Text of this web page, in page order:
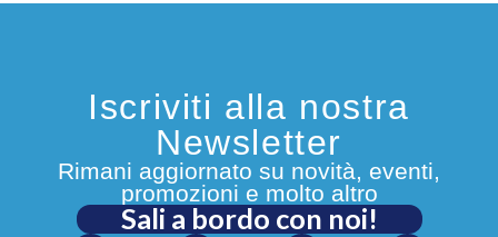
Iscriviti alla nostra
Newsletter
Rimani aggiornato su novità, eventi,
promozioni e molto altro
Sali a bordo con noi!